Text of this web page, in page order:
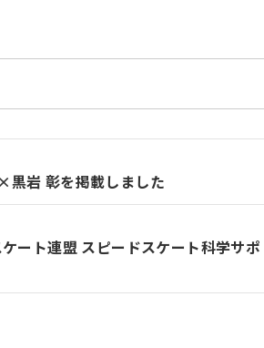
黒岩 彰を掲載しました
ート連盟 スピードスケート科学サポ